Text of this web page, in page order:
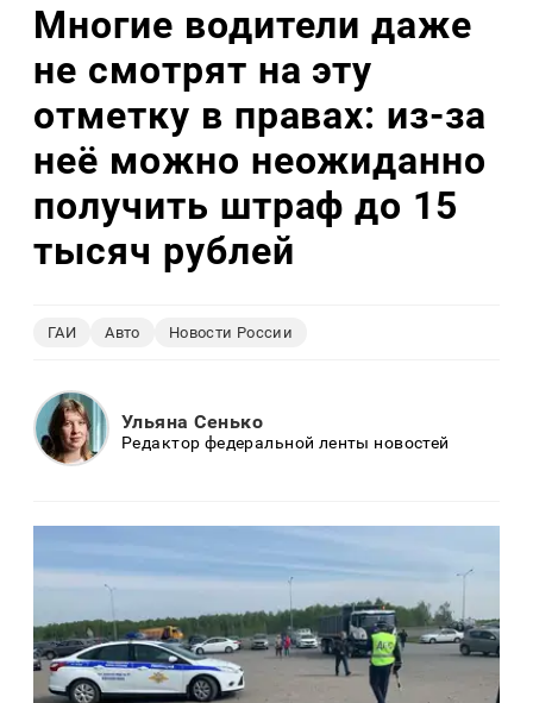
Многие водители даже
не смотрят на эту
отметку в правах: из-за
неё можно неожиданно
получить штраф до 15
тысяч рублей
ГАИ Авто Новости России
Ульяна Сенько
Редактор федеральной ленты новостей